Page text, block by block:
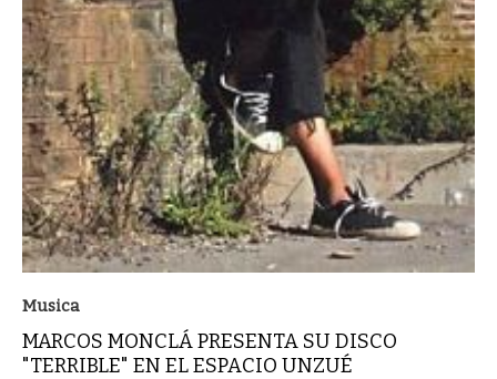
Musica
MARCOS MONCLÁ PRESENTA SU DISCO
"TERRIBLE" EN EL ESPACIO UNZUÉ